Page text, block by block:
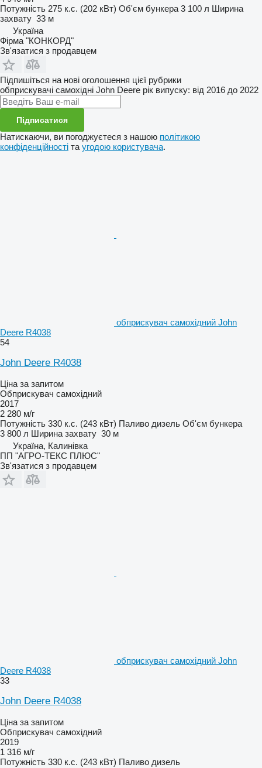
Потужність 275 к.с. (202 кВт) Об'єм бункера 3 100 л Ширина
захвату 33 м
Україна
Фірма "КОНКОРД"
Зв'язатися з продавцем
Підпишіться на нові оголошення цієї рубрики
обприскувачі самохідні John Deere рік випуску: від 2016 до 2022
Підписатися
Натискаючи, ви погоджуєтеся з нашою політикою
конфіденційності таугодою користувача.
обприскувач самохідний John
Deere R4038
54
John Deere R4038
Ціна за запитом
Обприскувач самохідний
2017
2 280 м/г
Потужність 330 к.с. (243 кВт) Паливо дизель Об'єм бункера
3 800 л Ширина захвату 30 м
Україна, Калинівка
ПП "АГРО-ТЕКС ПЛЮС"
Зв'язатися з продавцем
обприскувач самохідний John
Deere R4038
33
John Deere R4038
Ціна за запитом
Обприскувач самохідний
2019
1 316 м/г
Потужність 330 к.с. (243 кВт) Паливо дизель